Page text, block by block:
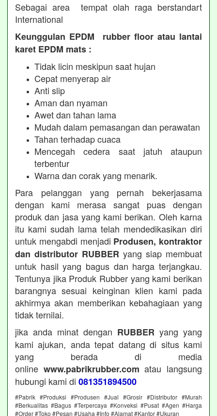
Sebagai area tempat olah raga berstandart
International
Keunggulan EPDM rubber floor atau lantai
karet EPDM mats :
Tidak licin meskipun saat hujan
Cepat menyerap air
Anti slip
Aman dan nyaman
Awet dan tahan lama
Mudah dalam pemasangan dan perawatan
Tahan terhadap cuaca
Mencegah cedera saat jatuh ataupun
terbentur
Warna dan corak yang menarik.
Para pelanggan yang pernah bekerjasama
dengan kami merasa sangat puas dengan
produk dan jasa yang kami berikan. Oleh karna
itu kami sudah lama telah mendedikasikan diri
untuk mengabdi menjadi Produsen, kontraktor
dan distributor RUBBER yang siap membuat
untuk hasil yang bagus dan harga terjangkau.
Tentunya jika Produk Rubber yang kami berikan
barangnya sesuai keinginan klien kami pada
akhirmya akan memberikan kebahagiaan yang
tidak ternilai.
jika anda minat dengan RUBBER yang yang
kami ajukan, anda tepat datang di situs kami
yang berada di media
online www.pabrikrubber.com atau langsung
hubungi kami di 081351894500
#Pabrik #Produksi #Produsen #Jual #Grosir #Distributor #Murah
#Berkualitas #Bagus #Terpercaya #Konveksi #Pusat #Agen #Harga
#Order #Toko #Pesan #Usaha #Info #Alamat #Kantor #Ukuran